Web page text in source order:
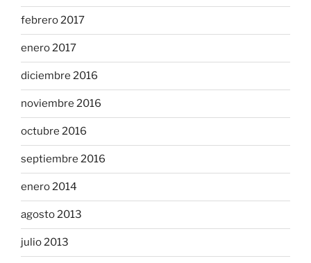
febrero 2017
enero 2017
diciembre 2016
noviembre 2016
octubre 2016
septiembre 2016
enero 2014
agosto 2013
julio 2013